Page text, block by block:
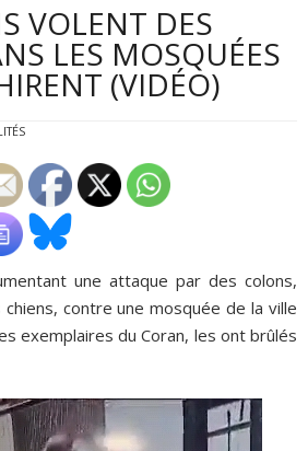
VOLENT DES
LES MOSQUÉES
(VIDÉO)
une attaque par des colons,
contre une mosquée de la ville
exemplaires du Coran, les ont brûlés